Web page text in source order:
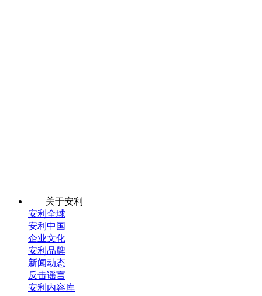
关于安利
安利全球
安利中国
企业文化
安利品牌
新闻动态
反击谣言
安利内容库